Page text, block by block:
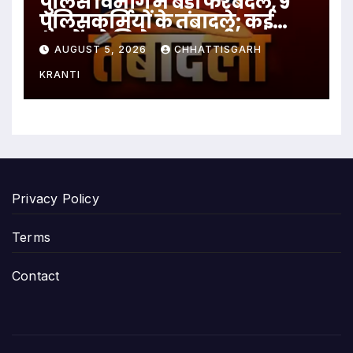
पुलिसकर्मियों के तबादले; कई
थानों को मिले नए प्रभारी
AUGUST 5, 2026 CHHATTISGARH
KRANTI
Privacy Policy
Terms
Contact